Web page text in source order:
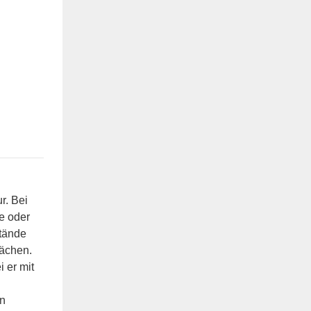
Bei
oder
er mit